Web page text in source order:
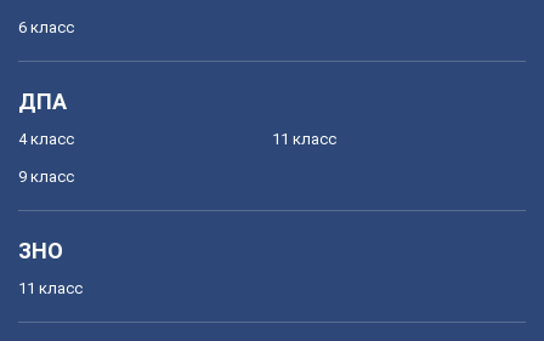
6 класс
ДПА
4 класс
9 класс
11 класс
ЗНО
11 класс